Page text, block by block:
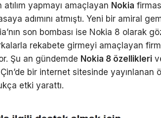
yapmayı amaçlayan Nokia
adımını atmıştı. Yeni bir amiral
son bombası ise Nokia 8 olarak
rekabete girmeyi amaçlayan
Şu an gündemde Nokia 8 özellikleri
bir internet sitesinde yayınlanan
etki yarattı.